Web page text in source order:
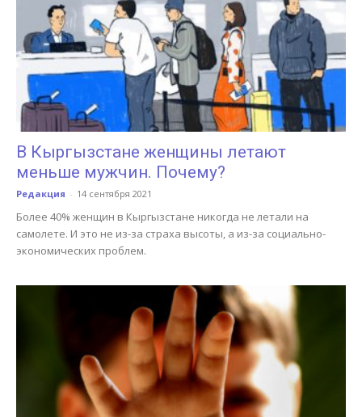
В Кыргызстане женщины летают
меньше мужчин. Почему?
Редакция - 14 сентября 2021
Более 40% женщин в Кыргызстане никогда не летали на
самолете. И это не из-за страха высоты, а из-за социально-
экономических проблем.